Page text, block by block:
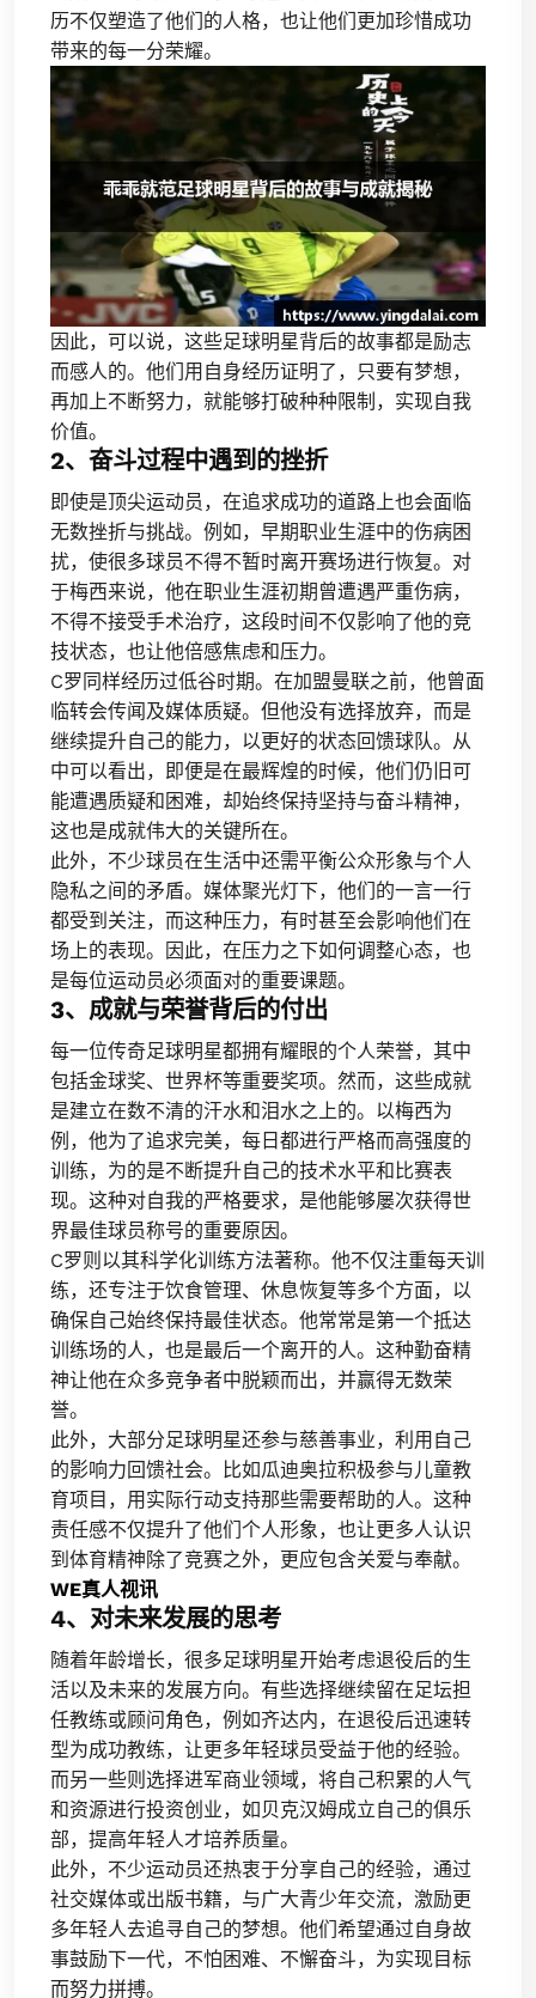
历不仅塑造了他们的人格，也让他们更加珍惜成功
带来的每一分荣耀。
因此，可以说，这些足球明星背后的故事都是励志
而感人的。他们用自身经历证明了，只要有梦想，
再加上不断努力，就能够打破种种限制，实现自我
价值。
2、奋斗过程中遇到的挫折
即使是顶尖运动员，在追求成功的道路上也会面临
无数挫折与挑战。例如，早期职业生涯中的伤病困
扰，使很多球员不得不暂时离开赛场进行恢复。对
于梅西来说，他在职业生涯初期曾遭遇严重伤病，
不得不接受手术治疗，这段时间不仅影响了他的竞
技状态，也让他倍感焦虑和压力。
C罗同样经历过低谷时期。在加盟曼联之前，他曾面
临转会传闻及媒体质疑。但他没有选择放弃，而是
继续提升自己的能力，以更好的状态回馈球队。从
中可以看出，即便是在最辉煌的时候，他们仍旧可
能遭遇质疑和困难，却始终保持坚持与奋斗精神，
这也是成就伟大的关键所在。
此外，不少球员在生活中还需平衡公众形象与个人
隐私之间的矛盾。媒体聚光灯下，他们的一言一行
都受到关注，而这种压力，有时甚至会影响他们在
场上的表现。因此，在压力之下如何调整心态，也
是每位运动员必须面对的重要课题。
3、成就与荣誉背后的付出
每一位传奇足球明星都拥有耀眼的个人荣誉，其中
包括金球奖、世界杯等重要奖项。然而，这些成就
是建立在数不清的汗水和泪水之上的。以梅西为
例，他为了追求完美，每日都进行严格而高强度的
训练，为的是不断提升自己的技术水平和比赛表
现。这种对自我的严格要求，是他能够屡次获得世
界最佳球员称号的重要原因。
C罗则以其科学化训练方法著称。他不仅注重每天训
练，还专注于饮食管理、休息恢复等多个方面，以
确保自己始终保持最佳状态。他常常是第一个抵达
训练场的人，也是最后一个离开的人。这种勤奋精
神让他在众多竞争者中脱颖而出，并赢得无数荣
誉。
此外，大部分足球明星还参与慈善事业，利用自己
的影响力回馈社会。比如瓜迪奥拉积极参与儿童教
育项目，用实际行动支持那些需要帮助的人。这种
责任感不仅提升了他们个人形象，也让更多人认识
到体育精神除了竞赛之外，更应包含关爱与奉献。
WE真人视讯
4、对未来发展的思考
随着年龄增长，很多足球明星开始考虑退役后的生
活以及未来的发展方向。有些选择继续留在足坛担
任教练或顾问角色，例如齐达内，在退役后迅速转
型为成功教练，让更多年轻球员受益于他的经验。
而另一些则选择进军商业领域，将自己积累的人气
和资源进行投资创业，如贝克汉姆成立自己的俱乐
部，提高年轻人才培养质量。
此外，不少运动员还热衷于分享自己的经验，通过
社交媒体或出版书籍，与广大青少年交流，激励更
多年轻人去追寻自己的梦想。他们希望通过自身故
事鼓励下一代，不怕困难、不懈奋斗，为实现目标
而努力拼搏。